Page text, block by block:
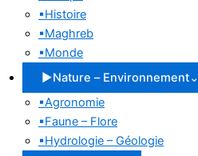
▪Histoire
▪Maghreb
▪Monde
▶Nature – Environnement⌄
▪Agronomie
▪Faune – Flore
▪Hydrologie – Géologie